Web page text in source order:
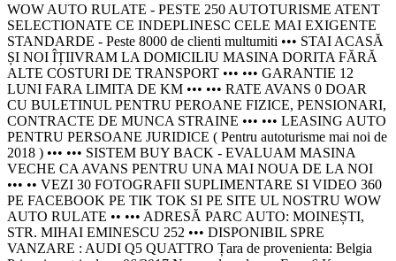
WOW AUTO RULATE - PESTE 250 AUTOTURISME ATENT
SELECTIONATE CE INDEPLINESC CELE MAI EXIGENTE
STANDARDE - Peste 8000 de clienti multumiti ••• STAI ACASĂ
ȘI NOI ÎȚIIVRAM LA DOMICILIU MASINA DORITA FĂRĂ
ALTE COSTURI DE TRANSPORT ••• ••• GARANTIE 12
LUNI FARA LIMITA DE KM ••• ••• RATE AVANS 0 DOAR
CU BULETINUL PENTRU PEROANE FIZICE, PENSIONARI,
CONTRACTE DE MUNCA STRAINE ••• ••• LEASING AUTO
PENTRU PERSOANE JURIDICE ( Pentru autoturisme mai noi de
2018 ) ••• ••• SISTEM BUY BACK - EVALUAM MASINA
VECHE CA AVANS PENTRU UNA MAI NOUA DE LA NOI
••• •• VEZI 30 FOTOGRAFII SUPLIMENTARE SI VIDEO 360
PE FACEBOOK PE TIK TOK SI PE SITE UL NOSTRU WOW
AUTO RULATE •• ••• ADRESĂ PARC AUTO: MOINEȘTI,
STR. MIHAI EMINESCU 252 ••• DISPONIBIL SPRE
VANZARE : AUDI Q5 QUATTRO Țara de provenienta: Belgia